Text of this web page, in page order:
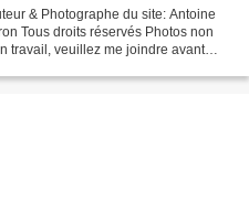
& Photographe du site: Antoine
Tous droits réservés Photos non
travail, veuillez me joindre avant